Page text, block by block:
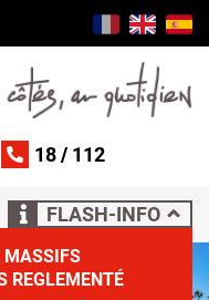
18/ 112
FLASH-INFO
MASSIFS
REGLEMENTÉ